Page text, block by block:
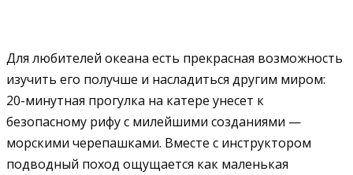
Для любителей океана есть прекрасная возможность
изучить его получше и насладиться другим миром:
20-минутная прогулка на катере унесет к
безопасному рифу с милейшими созданиями —
морскими черепашками. Вместе с инструктором
подводный поход ощущается как маленькая